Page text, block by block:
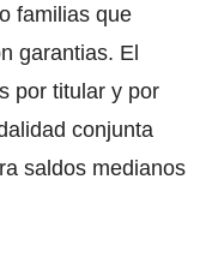
familias que
garantias. El
por titular y por
conjunta
saldos medianos